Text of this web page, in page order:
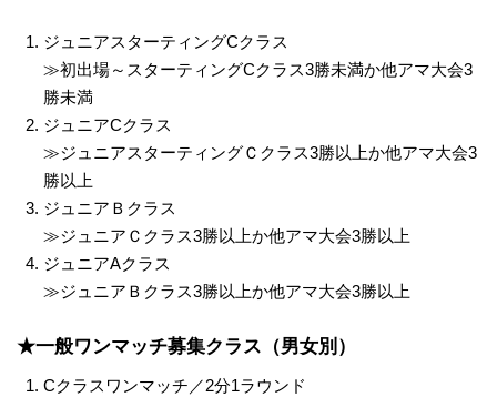
ジュニアスターティングCクラス
≫初出場～スターティングCクラス3勝未満か他アマ大会3
勝未満
ジュニアCクラス
≫ジュニアスターティングＣクラス3勝以上か他アマ大会3
勝以上
ジュニアＢクラス
≫ジュニアＣクラス3勝以上か他アマ大会3勝以上
ジュニアAクラス
≫ジュニアＢクラス3勝以上か他アマ大会3勝以上
★一般ワンマッチ募集クラス（男女別）
Cクラスワンマッチ／2分1ラウンド